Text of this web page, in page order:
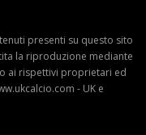
presenti su questo sito
la riproduzione mediante
ai rispettivi proprietari ed
- UK e